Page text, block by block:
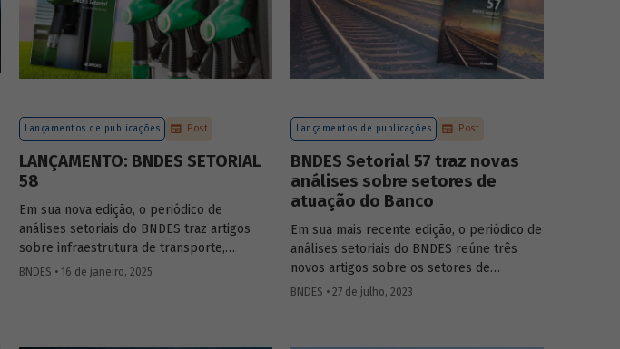
Lançamentos de publicações Post
LANÇAMENTO: BNDES SETORIAL
58
Em sua nova edição, o periódico de
análises setoriais do BNDES traz artigos
sobre infraestrutura de transporte,
mobilidade urbana, combustíveis
BNDES • 16 de janeiro, 2025
Lançamentos de publicações Post
BNDES Setorial 57 traz novas
análises sobre setores de
atuação do Banco
Em sua mais recente edição, o periódico de
análises setoriais do BNDES reúne três
novos artigos sobre os setores de
logística, agroindústria e aeroespaço e
BNDES • 27 de julho, 2023